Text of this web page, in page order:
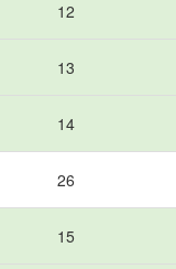
12
13
14
26
15